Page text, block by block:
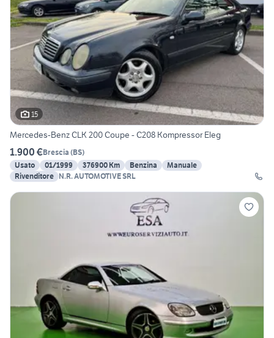
15
Mercedes-Benz CLK 200 Coupe - C208 Kompressor Eleg
1.900 €Brescia (BS)
Usato
01/1999 376900 Km Benzina
Manuale
Rivenditore N.R. AUTOMOTIVE SRL